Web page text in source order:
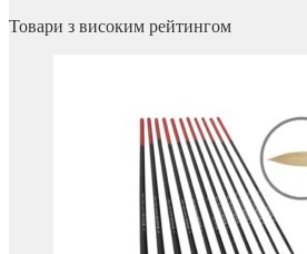
Товари з високим рейтингом